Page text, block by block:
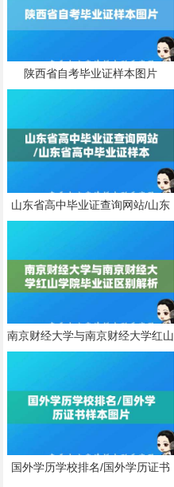
陕西省自考毕业证样本图片
山东省高中毕业证查询网站/山东
省高中毕业证样本
南京财经大学与南京财经大学红山
学院毕业证区别解析
国外学历学校排名/国外学历证书